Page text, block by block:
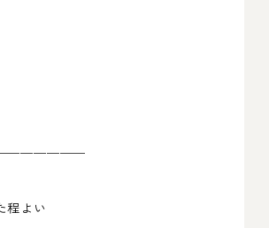
￣￣￣￣￣￣
程よい